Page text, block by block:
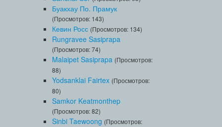
Буакхау По. Прамук
(Просмотров: 143)
Кевин Росс (Просмотров: 134)
Rungravee Sasiprapa
(Просмотров: 74)
Malaipet Sasiprapa (Просмотров:
88)
Yodsanklai Fairtex (Просмотров:
80)
Samkor Keatmonthep
(Просмотров: 82)
Sinbi Taewoong (Просмотров: